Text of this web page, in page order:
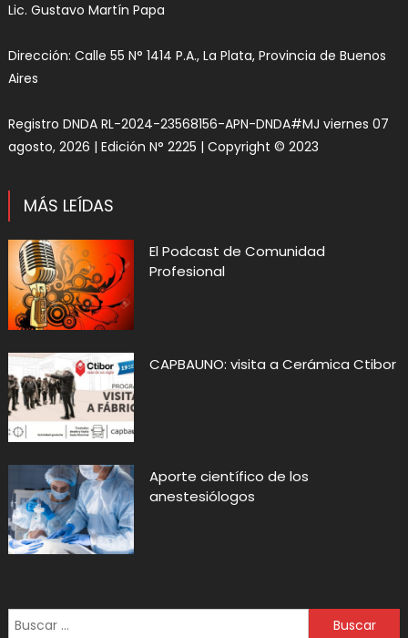
Lic. Gustavo Martín Papa
Dirección: Calle 55 N° 1414 P.A., La Plata, Provincia de Buenos
Aires
Registro DNDA RL-2024-23568156-APN-DNDA#MJ viernes 07
agosto, 2026 | Edición N° 2225 | Copyright © 2023
MÁS LEÍDAS
El Podcast de Comunidad
Profesional
CAPBAUNO: visita a Cerámica Ctibor
Aporte científico de los
anestesiólogos